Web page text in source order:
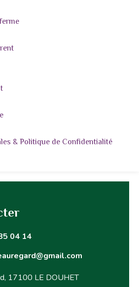
& Politique de Confidentialité
04 14
17100 LE DOUHET